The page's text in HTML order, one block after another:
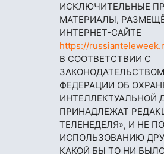
ИСКЛЮЧИТЕЛЬНЫЕ
МАТЕРИАЛЫ,
ИНТЕРНЕТ-САЙТЕ
https://
В СООТВЕТСТВИИ С
ФЕДЕРАЦИИ ОБ
ИНТЕЛЛЕКТУАЛЬНОЙ
ПРИНАДЛЕЖАТ
ТЕЛЕНЕДЕЛЯ», И НЕ
ИСПОЛЬЗОВАНИЮ
КАКОЙ БЫ ТО НИ